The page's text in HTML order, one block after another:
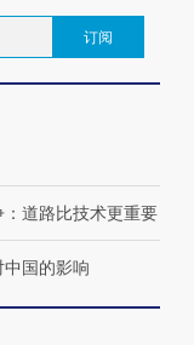
订阅
道路比技术更重要
国的影响